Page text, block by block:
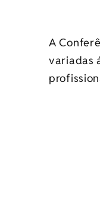
A
variadas